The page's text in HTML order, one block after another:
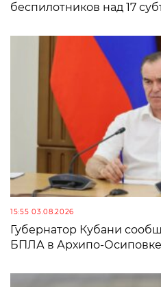
беспилотников над 17
15:55 03.08.2026
Губернатор Кубани
БПЛА в Архипо-Осиповке